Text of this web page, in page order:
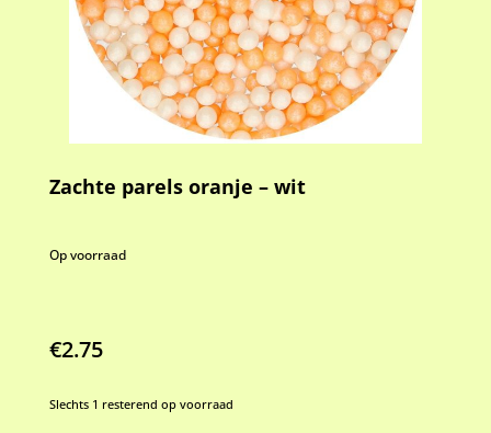
Zachte parels oranje – wit
Op voorraad
€2.75
Slechts 1 resterend op voorraad